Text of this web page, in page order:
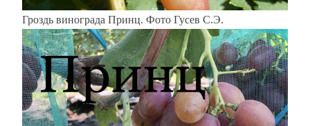
Гроздь винограда Принц. Фото Гусев С.Э.